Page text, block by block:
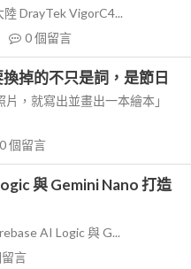
DrayTek VigorC4...
0個留言
掉的不只是詞，是節日
，就寫出並畫出一本繪本」
0個留言
與 Gemini Nano 打造
AI Logic 與 G...
言